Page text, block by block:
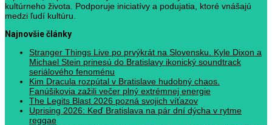
kultúrneho života. Podporuje iniciatívy a podujatia, ktoré vnášajú
medzi ľudí kultúru.
Najnovšie články
Stranger Things Live po prvýkrát na Slovensku. Kyle Dixon a
Michael Stein prinesú do Bratislavy ikonický soundtrack
seriálového fenoménu
Kim Dracula rozpútal v Bratislave hudobný chaos.
Fanúšikovia zažili večer plný extrémnej energie
The Legits Blast 2026 pozná svojich víťazov
Uprising 2026: Keď Bratislava na pár dní dýcha v rytme
reggae